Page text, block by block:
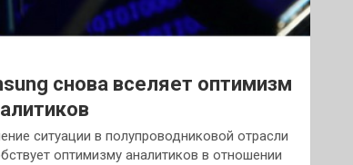
снова вселяет оптимизм
ситуации в полупроводниковой отрасли
оптимизму аналитиков в отношении